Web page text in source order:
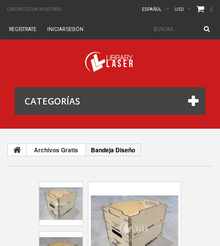
CONTACTE CON NOSOTROS 0
USD
ESPAÑOL
INICIAR SESIÓN
REGÍSTRATE
CATEGORÍAS
Archivos Gratis Bandeja Diseño